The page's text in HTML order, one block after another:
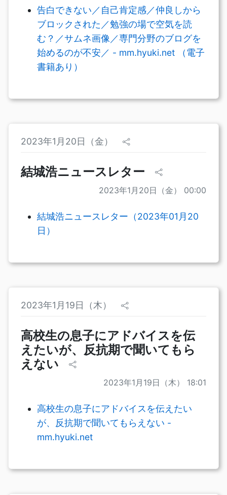
告白できない／自己肯定感／仲良しから
ブロックされた／勉強の場で空気を読
む？／サムネ画像／専門分野のブログを
始めるのが不安／ - mm.hyuki.net （電子
書籍あり）
2023年1月20日（金）
結城浩ニュースレター
2023年1月20日（金） 00:00
結城浩ニュースレター（2023年01月20
日）
2023年1月19日（木）
高校生の息子にアドバイスを伝
えたいが、反抗期で聞いてもら
えない
2023年1月19日（木） 18:01
高校生の息子にアドバイスを伝えたい
が、反抗期で聞いてもらえない -
mm.hyuki.net